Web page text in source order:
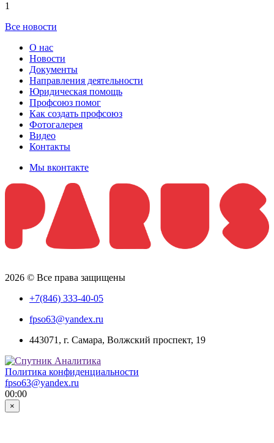
1
Все новости
О нас
Новости
Документы
Направления деятельности
Юридическая помощь
Профсоюз помог
Как создать профсоюз
Фотогалерея
Видео
Контакты
Мы вконтакте
2026 © Все права защищены
+7(846) 333-40-05
fpso63@yandex.ru
443071, г. Самара, Волжский проспект, 19
Политика конфиденциальности
fpso63@yandex.ru
00:00
×